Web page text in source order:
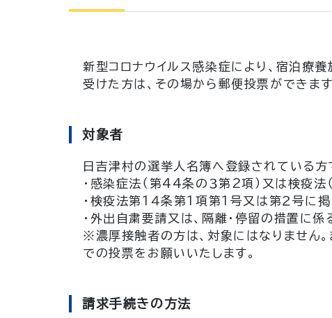
新型コロナウイルス感染症により、宿泊療
受けた方は、その場から郵便投票ができます
対象者
日吉津村の選挙人名簿へ登録されている方
・感染症法（第44条の３第2項）又は検疫法
・検疫法第１４条第１項第１号又は第２号
・外出自粛要請又は、隔離・停留の措置に
※濃厚接触者の方は、対象にはなりません。
での投票をお願いいたします。
請求手続きの方法